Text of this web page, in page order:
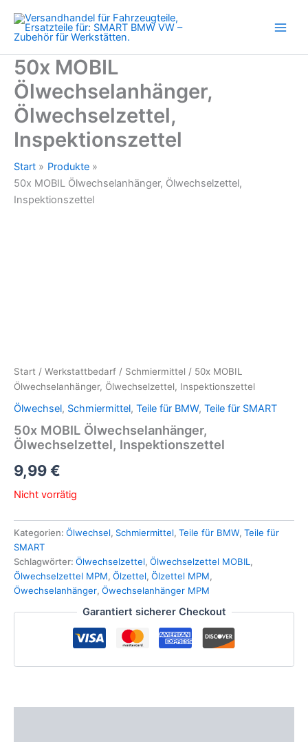
Inhalt
springen
50x MOBIL
Ölwechselanhänger,
Ölwechselzettel,
Inspektionszettel
Start
Produkte
50x MOBIL Ölwechselanhänger, Ölwechselzettel,
Inspektionszettel
Start / Werkstattbedarf / Schmiermittel / 50x MOBIL
Ölwechselanhänger, Ölwechselzettel, Inspektionszettel
Ölwechsel, Schmiermittel, Teile für BMW, Teile für SMART
50x MOBIL Ölwechselanhänger,
Ölwechselzettel, Inspektionszettel
9,99€
Nicht vorrätig
Kategorien: Ölwechsel, Schmiermittel, Teile für BMW, Teile für
SMART
Schlagwörter: Ölwechselzettel, Ölwechselzettel MOBIL ,
Ölwechselzettel MPM, Ölzettel, Ölzettel MPM,
Öwechselanhänger, Öwechselanhänger MPM
Garantiert sicherer Checkout